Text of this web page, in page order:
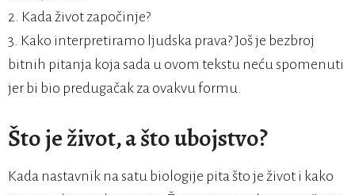
2. Kada život započinje?
3. Kako interpretiramo ljudska prava? Još je bezbroj
bitnih pitanja koja sada u ovom tekstu neću spomenuti
jer bi bio predugačak za ovakvu formu.
Što je život, a što ubojstvo?
Kada nastavnik na satu biologije pita što je život i kako